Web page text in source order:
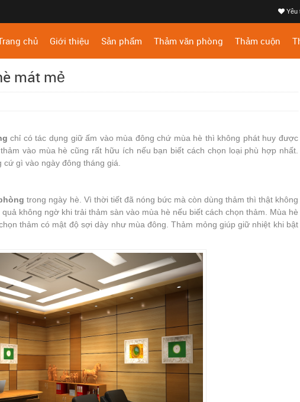
Yêu
chủ Giới thiệu Sản phẩm Thảm văn phòng Thảm cuộn
mát mẻ
chỉ có tác dụng giữ ấm vào mùa đông chứ mùa hè thì không phát huy được
vào mùa hè cũng rất hữu ích nếu bạn biết cách chọn loại phù hợp nhất.
gì vào ngày đông tháng giá.
trong ngày hè. Vì thời tiết đã nóng bức mà còn dùng thảm thì thật không
không ngờ khi trải thảm sàn vào mùa hè nếu biết cách chọn thảm. Mùa hè
thảm có mật độ sợi dày như mùa đông. Thảm mỏng giúp giữ nhiệt khi bật